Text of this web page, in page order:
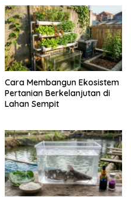
Cara Membangun Ekosistem
Pertanian Berkelanjutan di
Lahan Sempit